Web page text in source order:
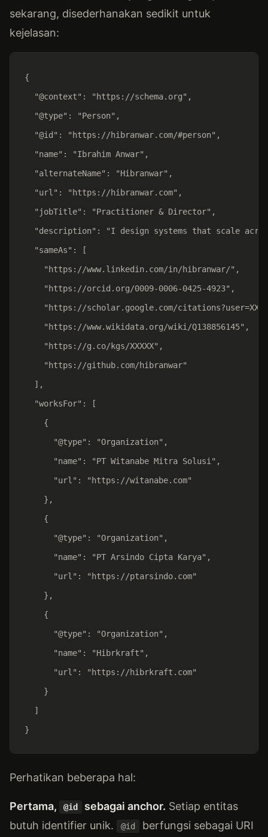
sekarang, disederhanakan sedikit untuk
kejelasan:
{
  "@context": "https://schema.org",
  "@type": "Person",
  "@id": "https://hibranwar.com/#person",
  "name": "Ibrahim Anwar",
  "alternateName": "Hibranwar",
  "url": "https://hibranwar.com",
  "jobTitle": "Practitioner & Director",
"description": "I design systems that scale
  "sameAs": [
    "https://www.linkedin.com/in/hibranwar/",
    "https://orcid.org/0009-0006-0425-4923",
"https://scholar.google.com/
    "https://www.wikidata.org/wiki/Q138856145",
    "https://g.co/kgs/XXXXX",
    "https://github.com/hibranwar"
  ],
  "worksFor": [
    {
      "@type": "Organization",
      "name": "PT Witanabe Mitra Solusi",
      "url": "https://witanabe.com"
    },
    {
      "@type": "Organization",
      "name": "PT Arsindo Cipta Karya",
      "url": "https://ptarsindo.com"
    },
    {
      "@type": "Organization",
      "name": "Hibrkraft",
      "url": "https://hibrkraft.com"
    }
  ]
}
Perhatikan beberapa hal:
Pertama, @id sebagai anchor. Setiap entitas
butuh identifier unik.
@id
berfungsi sebagai URI